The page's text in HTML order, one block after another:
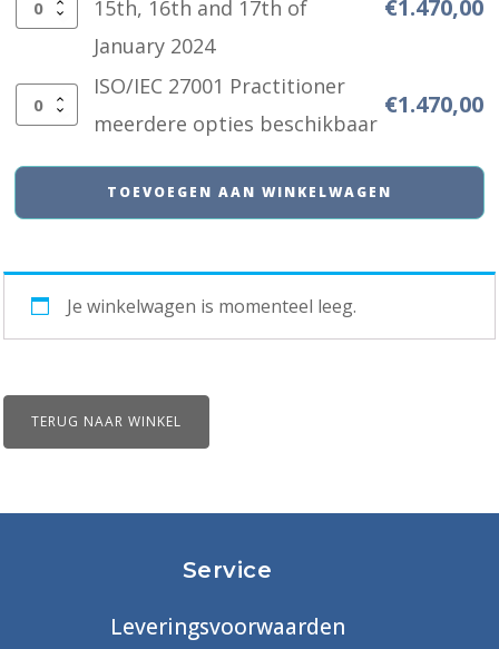
deelname
Practitioner
(Information
Security
Officer)
(APMG)
ISO/IEC
Practitioner
15th,
16th
of
January
aantal
15th, 16th and 17th of
January 2024
€1.470,00
ISO/IEC
Practitioner
meerdere
beschikbaar
aantal
ISO/IEC 27001 Practitioner
meerdere opties beschikbaar
€1.470,00
TOEVOEGEN AAN WINKELWAGEN
Je winkelwagen is momenteel leeg.
TERUG NAAR WINKEL
Service
Leveringsvoorwaarden